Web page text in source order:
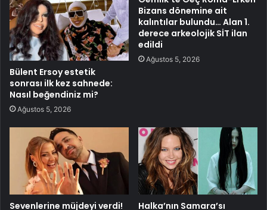
Bülent Ersoy estetik
sonrası ilk kez sahnede:
Nasıl beğendiniz mi?
Ağustos 5, 2026
Bizans dönemine ait
kalıntılar bulundu… Alan 1.
derece arkeolojik SİT ilan
edildi
Ağustos 5, 2026
Sevenlerine müjdeyi verdi!
Halka’nın Samara’sı